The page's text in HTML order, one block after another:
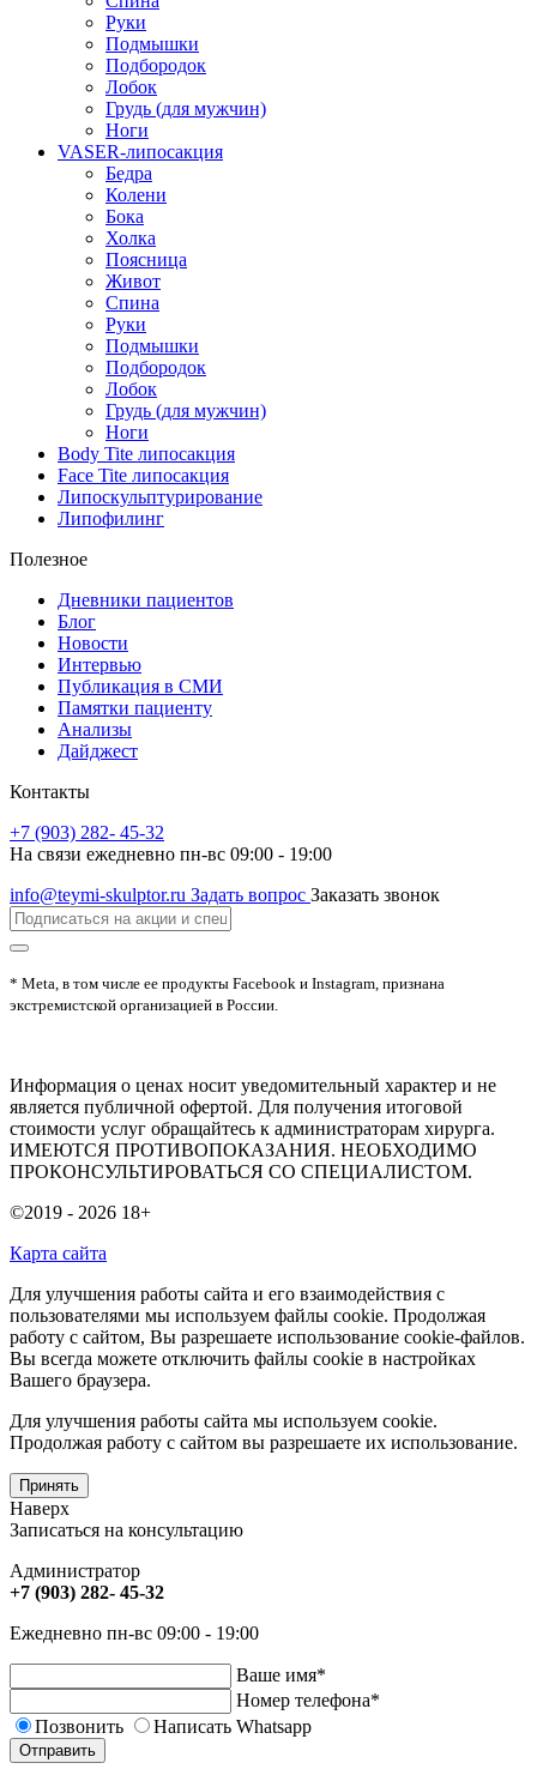
Руки
Подмышки
Подбородок
Лобок
Грудь (для мужчин)
Ноги
VASER-липосакция
Бедра
Колени
Бока
Холка
Поясница
Живот
Спина
Руки
Подмышки
Подбородок
Лобок
Грудь (для мужчин)
Ноги
Body Tite липосакция
Face Tite липосакция
Липоскульптурирование
Липофилинг
Полезное
Дневники пациентов
Блог
Новости
Интервью
Публикация в СМИ
Памятки пациенту
Анализы
Дайджест
Контакты
+7 (903) 282- 45-32
На связи ежедневно пн-вс 09:00 - 19:00
info@teymi-skulptor.ru Задать вопрос Заказать звонок
* Meta, в том числе ее продукты Facebook и Instagram, признана
экстремистской организацией в России.
Информация о ценах носит уведомительный характер и не
является публичной офертой. Для получения итоговой
стоимости услуг обращайтесь к администраторам хирурга.
ИМЕЮТСЯ ПРОТИВОПОКАЗАНИЯ. НЕОБХОДИМО
ПРОКОНСУЛЬТИРОВАТЬСЯ СО СПЕЦИАЛИСТОМ.
©2019 - 2026 18+
Карта сайта
Для улучшения работы сайта и его взаимодействия с
пользователями мы используем файлы cookie. Продолжая
работу с сайтом, Вы разрешаете использование cookie-файлов.
Вы всегда можете отключить файлы cookie в настройках
Вашего браузера.
Для улучшения работы сайта мы используем cookie.
Продолжая работу с сайтом вы разрешаете их использование.
Принять
Наверх
Записаться на консультацию
Администратор
+7 (903) 282- 45-32
Ежедневно пн-вс 09:00 - 19:00
Ваше имя*
Номер телефона*
Позвонить
Написать Whatsapp
Отправить